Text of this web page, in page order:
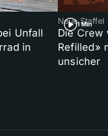
Unfall
in
1 Min
Neue Staffel
Die Crew
Refilled»
unsicher